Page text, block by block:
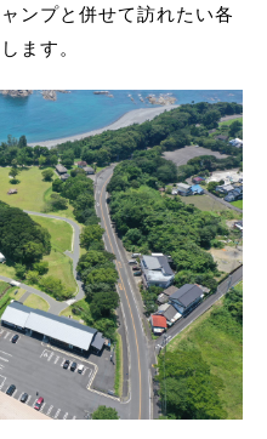
ンプと併せて訪れたい各
ます。